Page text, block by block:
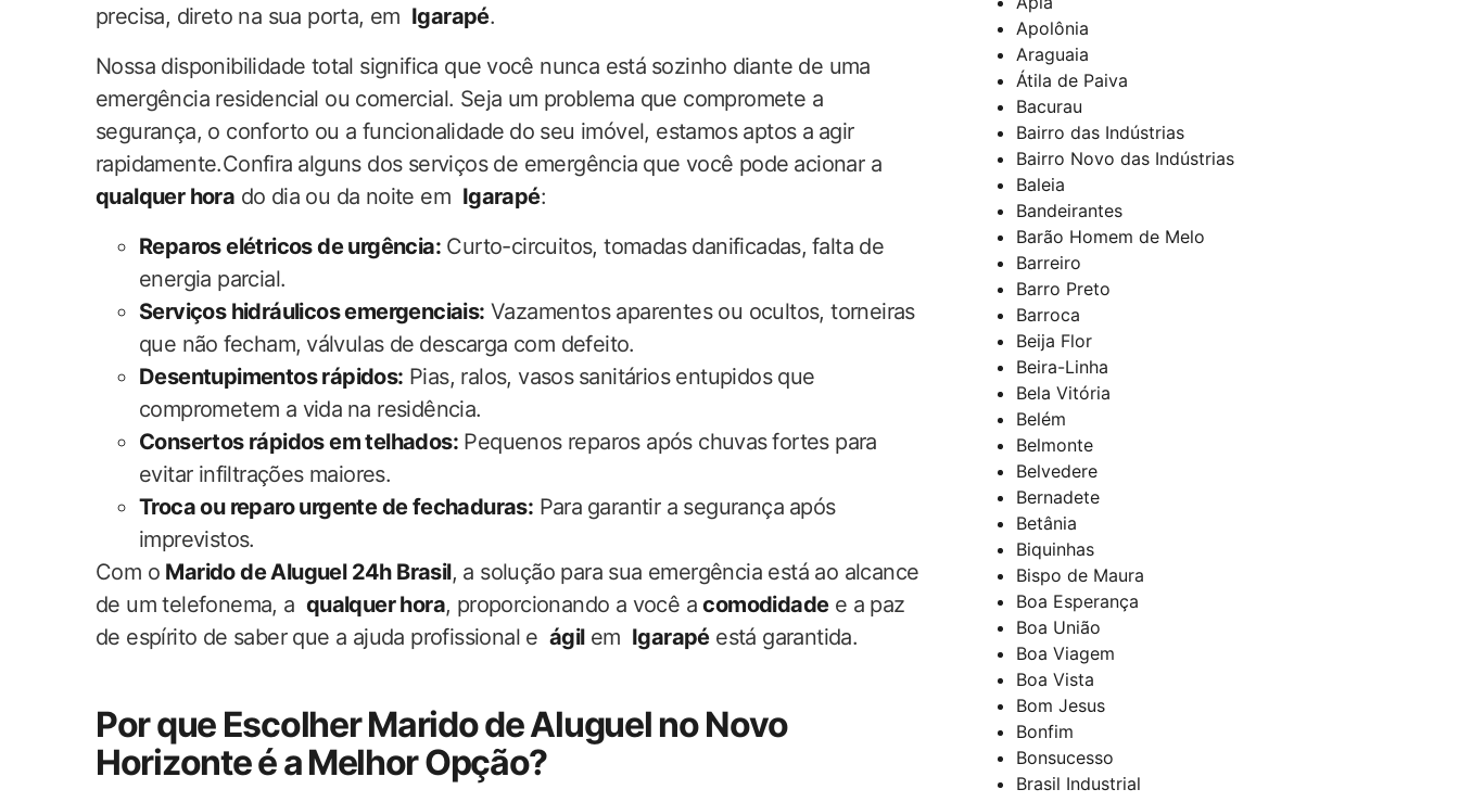
precisa,‍ direto na sua porta, em ⁣ Igarapé.
Nossa disponibilidade total significa que⁤ você nunca está ⁢sozinho ⁢diante de uma
emergência‍ residencial ou comercial. Seja um problema que ‌compromete a
segurança,‍ o‍ conforto‍ ou a funcionalidade ⁤do seu imóvel, estamos aptos a⁢ agir⁤
rapidamente.Confira⁣ alguns dos serviços de emergência ⁣que você pode ⁢acionar a
qualquer hora do dia ou da ‌noite em ​ Igarapé:
Reparos elétricos de urgência: Curto-circuitos, tomadas‌ danificadas,⁣ falta de
energia parcial.
Serviços hidráulicos emergenciais: Vazamentos aparentes ou ocultos, torneiras
que não⁣ fecham, ⁤válvulas de⁣ descarga com defeito.
Desentupimentos rápidos: ‍Pias, ralos, vasos ⁢sanitários entupidos que
comprometem a vida ⁤na residência.
Consertos rápidos‍ em telhados: Pequenos reparos após chuvas⁣ fortes para
evitar‍ infiltrações maiores.
Troca ou reparo urgente de fechaduras: ‍Para ⁣garantir a segurança ⁣após
imprevistos.
Com o Marido de Aluguel 24h Brasil, a solução para sua emergência está ao alcance
de​ um telefonema, a ⁢ qualquer hora, proporcionando a você acomodidadee ‍a paz‌
de espírito de saber que‌ a ajuda‌ profissional ​e ⁣ ágilem ⁢ Igarapéestá garantida.
Por que Escolher Marido de Aluguel‍ no Novo
Horizonte é a ⁣Melhor Opção?
Apolônia
Araguaia
Átila de Paiva
Bacurau
Bairro das Indústrias
Bairro Novo das Indústrias
Baleia
Bandeirantes
Barão Homem de Melo
Barreiro
Barro Preto
Barroca
Beija Flor
Beira-Linha
Bela Vitória
Belém
Belmonte
Belvedere
Bernadete
Betânia
Biquinhas
Bispo de Maura
Boa Esperança
Boa União
Boa Viagem
Boa Vista
Bom Jesus
Bonfim
Bonsucesso
Brasil Industrial